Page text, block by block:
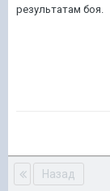
результатам боя.
Назад